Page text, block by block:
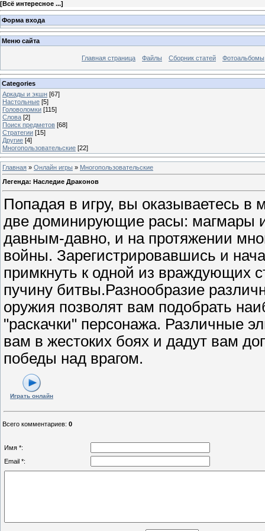
[Всё интересное ...]
Форма входа
Меню сайта
Главная страница Файлы Сборник статей Фотоальбомы
Categories
Аркады и экшн [67]
Настольные [5]
Головоломки [115]
Слова [2]
Поиск предметов [68]
Стратегии [15]
Другие [4]
Многопользовательские [22]
Главная » Онлайн игры » Многопользовательские
Легенда: Наследие Драконов
Попадая в игру, вы оказываетесь в
две доминирующие расы: магмары
давным-давно, и на протяжении
войны. Зарегистрировавшись и
примкнуть к одной из враждующих
пучину битвы.Разнообразие
оружия позволят вам подобрать
"раскачки" персонажа. Различные
вам в жестоких боях и дадут вам
победы над врагом.
Играть онлайн
Всего комментариев: 0
Имя *:
Email *: